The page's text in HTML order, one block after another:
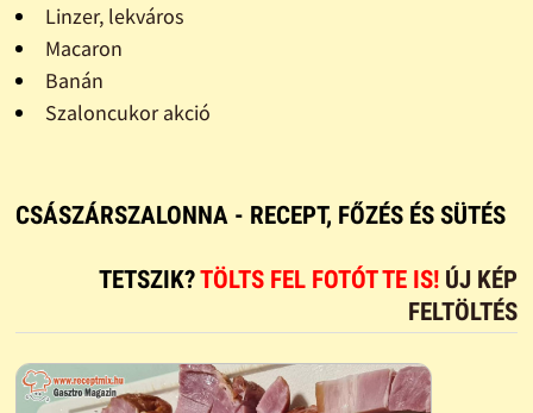
Linzer, lekváros
Macaron
Banán
Szaloncukor akció
CSÁSZÁRSZALONNA - RECEPT, FŐZÉS ÉS SÜTÉS
TETSZIK?TÖLTS FEL FOTÓT TE IS! ÚJ KÉP
FELTÖLTÉS